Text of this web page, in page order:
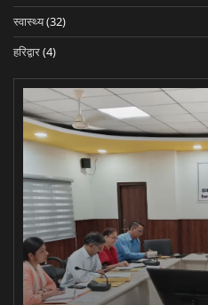
स्वास्थ्य(32)
हरिद्वार(4)